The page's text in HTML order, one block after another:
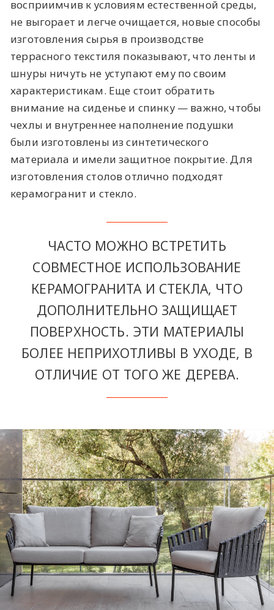
восприимчив к условиям естественной среды,
не выгорает и легче очищается, новые способы
изготовления сырья в производстве
террасного текстиля показывают, что ленты и
шнуры ничуть не уступают ему по своим
характеристикам. Еще стоит обратить
внимание на сиденье и спинку — важно, чтобы
чехлы и внутреннее наполнение подушки
были изготовлены из синтетического
материала и имели защитное покрытие. Для
изготовления столов отлично подходят
керамогранит и стекло.
ЧАСТО МОЖНО ВСТРЕТИТЬ
СОВМЕСТНОЕ ИСПОЛЬЗОВАНИЕ
КЕРАМОГРАНИТА И СТЕКЛА, ЧТО
ДОПОЛНИТЕЛЬНО ЗАЩИЩАЕТ
ПОВЕРХНОСТЬ. ЭТИ МАТЕРИАЛЫ
БОЛЕЕ НЕПРИХОТЛИВЫ В УХОДЕ, В
ОТЛИЧИЕ ОТ ТОГО ЖЕ ДЕРЕВА.